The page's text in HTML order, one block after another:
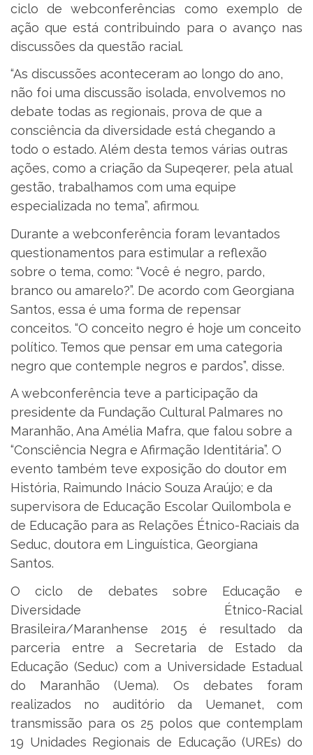
ciclo de webconferências como exemplo de
ação que está contribuindo para o avanço nas
discussões da questão racial.
“As discussões aconteceram ao longo do ano,
não foi uma discussão isolada, envolvemos no
debate todas as regionais, prova de que a
consciência da diversidade está chegando a
todo o estado. Além desta temos várias outras
ações, como a criação da Supeqerer, pela atual
gestão, trabalhamos com uma equipe
especializada no tema”, afirmou.
Durante a webconferência foram levantados
questionamentos para estimular a reflexão
sobre o tema, como: “Você é negro, pardo,
branco ou amarelo?”. De acordo com Georgiana
Santos, essa é uma forma de repensar
conceitos. “O conceito negro é hoje um conceito
político. Temos que pensar em uma categoria
negro que contemple negros e pardos”, disse.
A webconferência teve a participação da
presidente da Fundação Cultural Palmares no
Maranhão, Ana Amélia Mafra, que falou sobre a
“Consciência Negra e Afirmação Identitária”. O
evento também teve exposição do doutor em
História, Raimundo Inácio Souza Araújo; e da
supervisora de Educação Escolar Quilombola e
de Educação para as Relações Étnico-Raciais da
Seduc, doutora em Linguística, Georgiana
Santos.
O ciclo de debates sobre Educação e
Diversidade Étnico-Racial
Brasileira/Maranhense 2015 é resultado da
parceria entre a Secretaria de Estado da
Educação (Seduc) com a Universidade Estadual
do Maranhão (Uema). Os debates foram
realizados no auditório da Uemanet, com
transmissão para os 25 polos que contemplam
19 Unidades Regionais de Educação (UREs) do